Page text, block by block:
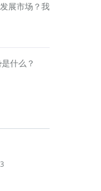
展市场？我
什么？